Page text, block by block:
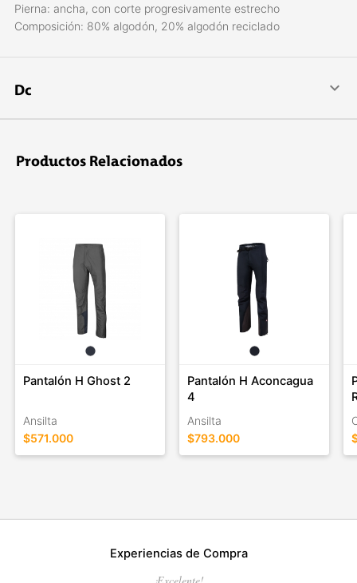
Pierna: ancha, con corte progresivamente estrecho
Composición: 80% algodón, 20% algodón reciclado
Dc
DC Shoes es una marca líder en calzado e indumentaria para
freestyle. La compañí­a fue fundada por Ken Block y Damon
Productos Relacionados
Pantalón H Ghost 2
Ansilta
$571.000
Pantalón H Aconcagua
4
Ansilta
$793.000
Experiencias de Compra